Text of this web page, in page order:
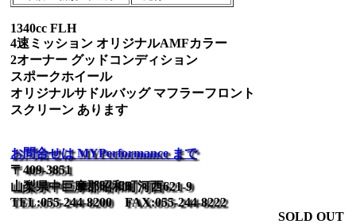
1340cc FLH
4速ミッション オリジナルAMFカラー
2オーナー グッドコンディション
スポークホイール
オリジナルサドルバッグ マフラーフロント
スクリーン あります
お問合せは MYPerformance まで
〒409-3851
山梨県中巨摩郡昭和町河西621-9
TEL:055-244-8200 FAX:055-244-8222
SOLD OUT